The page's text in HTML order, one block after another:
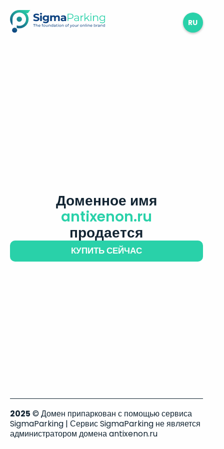
RU
Доменное имя
antixenon.ru
продается
КУПИТЬ СЕЙЧАС
2025 © Домен припаркован с помощью сервиса
SigmaParking | Сервис SigmaParking не является
администратором домена antixenon.ru